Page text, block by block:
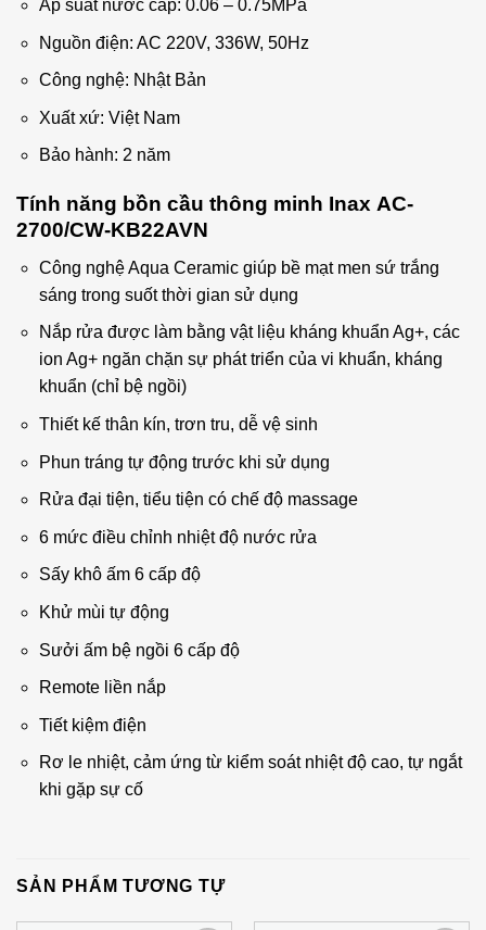
Áp suất nước cấp: 0.06 – 0.75MPa
Nguồn điện: AC 220V, 336W, 50Hz
Công nghệ: Nhật Bản
Xuất xứ: Việt Nam
Bảo hành: 2 năm
Tính năng bồn cầu thông minh Inax AC-
2700/CW-KB22AVN
Công nghệ Aqua Ceramic giúp bề mạt men sứ trắng
sáng trong suốt thời gian sử dụng
Nắp rửa được làm bằng vật liệu kháng khuẩn Ag+, các
ion Ag+ ngăn chặn sự phát triển của vi khuẩn, kháng
khuẩn (chỉ bệ ngồi)
Thiết kế thân kín, trơn tru, dễ vệ sinh
Phun tráng tự động trước khi sử dụng
Rửa đại tiện, tiểu tiện có chế độ massage
6 mức điều chỉnh nhiệt độ nước rửa
Sấy khô ấm 6 cấp độ
Khử mùi tự động
Sưởi ấm bệ ngồi 6 cấp độ
Remote liền nắp
Tiết kiệm điện
Rơ le nhiệt, cảm ứng từ kiểm soát nhiệt độ cao, tự ngắt
khi gặp sự cố
SẢN PHẨM TƯƠNG TỰ